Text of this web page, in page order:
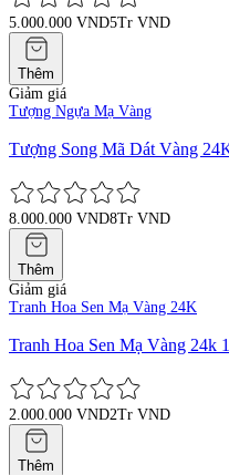
5.000.000 VND5Tr VND
Thêm
Giảm giá
Tượng Ngựa Mạ Vàng
Tượng Song Mã Dát Vàng
8.000.000 VND8Tr VND
Thêm
Giảm giá
Tranh Hoa Sen Mạ Vàng 24K
Tranh Hoa Sen Mạ Vàng 24k
2.000.000 VND2Tr VND
Thêm